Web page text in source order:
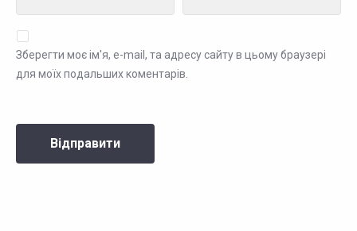
Зберегти моє ім'я, e-mail, та адресу сайту в цьому браузері
для моїх подальших коментарів.